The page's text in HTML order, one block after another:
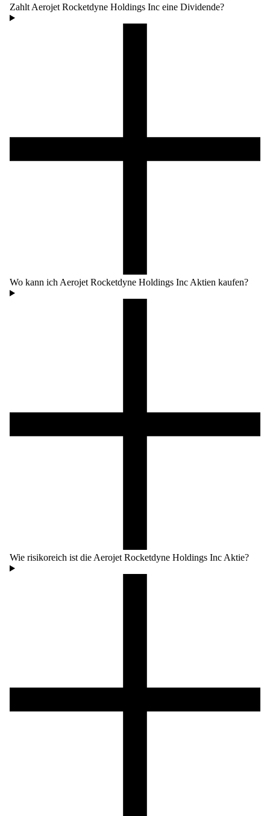
Zahlt Aerojet Rocketdyne Holdings Inc eine Dividende?
Wo kann ich Aerojet Rocketdyne Holdings Inc Aktien kaufen?
Wie risikoreich ist die Aerojet Rocketdyne Holdings Inc Aktie?